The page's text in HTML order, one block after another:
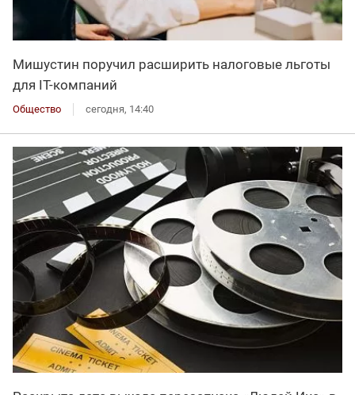
Мишустин поручил расширить налоговые льготы
для IT-компаний
Общество сегодня, 14:40